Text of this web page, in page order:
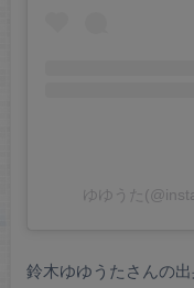
ゆゆうた
鈴木ゆゆうたさんの